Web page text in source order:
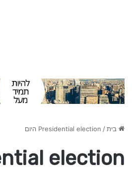
בית/ Presidential election היום
election